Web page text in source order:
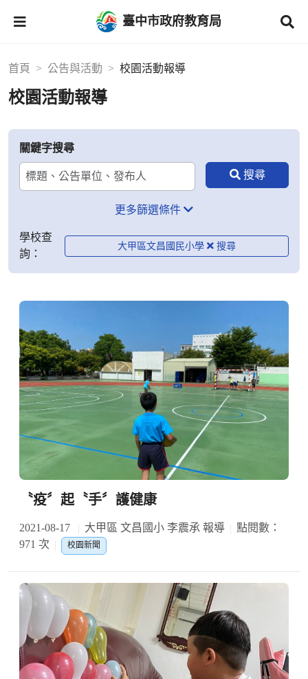
臺中市政府教育局
首頁 公告與活動 校園活動報導
校園活動報導
關鍵字搜尋
更多篩選條件
學校查
詢：
大甲區文昌國民小學
〝疫〞起〝手〞護健康
2021-08-17 大甲區 文昌國小 李震承 報導
點閱數：
971 次
校園新聞